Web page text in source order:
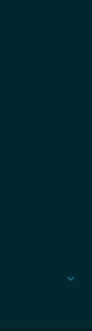
expand_more